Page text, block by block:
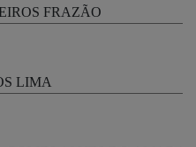
FRAZÃO
LIMA